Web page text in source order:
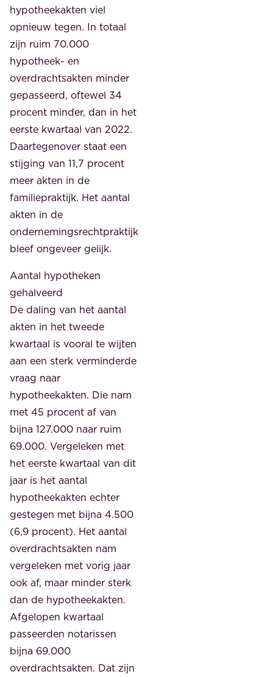
hypotheekakten viel
opnieuw tegen. In totaal
zijn ruim 70.000
hypotheek- en
overdrachtsakten minder
gepasseerd, oftewel 34
procent minder, dan in het
eerste kwartaal van 2022.
Daartegenover staat een
stijging van 11,7 procent
meer akten in de
familiepraktijk. Het aantal
akten in de
ondernemingsrechtpraktijk
bleef ongeveer gelijk.
Aantal hypotheken
gehalveerd
De daling van het aantal
akten in het tweede
kwartaal is vooral te wijten
aan een sterk verminderde
vraag naar
hypotheekakten. Die nam
met 45 procent af van
bijna 127.000 naar ruim
69.000. Vergeleken met
het eerste kwartaal van dit
jaar is het aantal
hypotheekakten echter
gestegen met bijna 4.500
(6,9 procent). Het aantal
overdrachtsakten nam
vergeleken met vorig jaar
ook af, maar minder sterk
dan de hypotheekakten.
Afgelopen kwartaal
passeerden notarissen
bijna 69.000
overdrachtsakten. Dat zijn